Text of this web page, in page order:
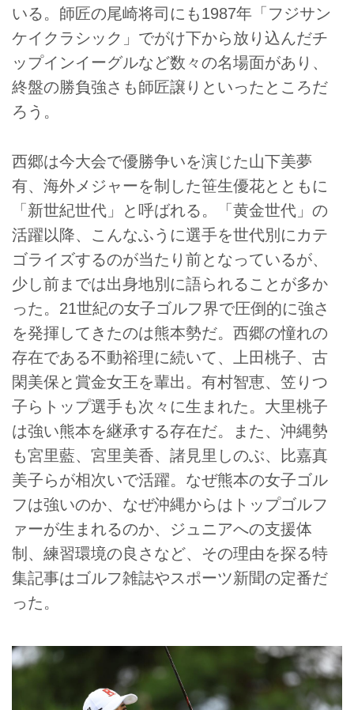
いる。師匠の尾崎将司にも1987年「フジサン
ケイクラシック」でがけ下から放り込んだチ
ップインイーグルなど数々の名場面があり、
終盤の勝負強さも師匠譲りといったところだ
ろう。
西郷は今大会で優勝争いを演じた山下美夢
有、海外メジャーを制した笹生優花とともに
「新世紀世代」と呼ばれる。「黄金世代」の
活躍以降、こんなふうに選手を世代別にカテ
ゴライズするのが当たり前となっているが、
少し前までは出身地別に語られることが多か
った。21世紀の女子ゴルフ界で圧倒的に強さ
を発揮してきたのは熊本勢だ。西郷の憧れの
存在である不動裕理に続いて、上田桃子、古
閑美保と賞金女王を輩出。有村智恵、笠りつ
子らトップ選手も次々に生まれた。大里桃子
は強い熊本を継承する存在だ。また、沖縄勢
も宮里藍、宮里美香、諸見里しのぶ、比嘉真
美子らが相次いで活躍。なぜ熊本の女子ゴル
フは強いのか、なぜ沖縄からはトップゴルフ
ァーが生まれるのか、ジュニアへの支援体
制、練習環境の良さなど、その理由を探る特
集記事はゴルフ雑誌やスポーツ新聞の定番だ
った。